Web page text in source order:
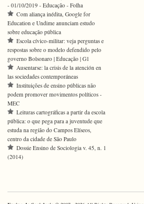
- 01/10/2019 - Educação - Folha
Com aliança inédita, Google for
Education e Undime anunciam estudo
sobre educação pública
Escola cívico-militar: veja perguntas e
respostas sobre o modelo defendido pelo
governo Bolsonaro | Educação | G1
Ausentarse: la crisis de la atención en
las sociedades contemporáneas
Instituições de ensino públicas não
podem promover movimentos políticos -
MEC
Leituras cartográficas a partir da escola
pública: o que pega para a juventude que
estuda na região do Campos Elíseos,
centro da cidade de São Paulo
Dossie Ensino de Sociologia v. 45, n. 1
(2014)